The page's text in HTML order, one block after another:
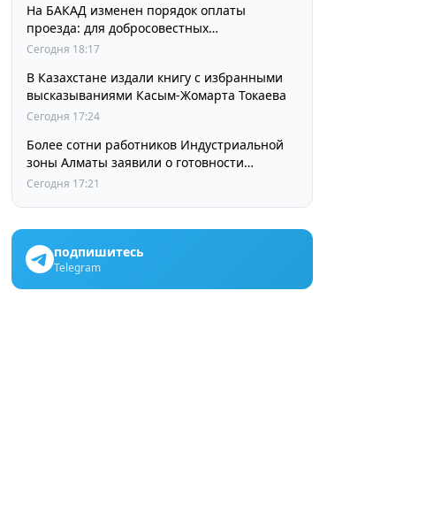
На БАКАД изменен порядок оплаты
проезда: для добросовестных
пользователей стоимость остается
Сегодня 18:17
В Казахстане издали книгу с избранными
высказываниями Касым-Жомарта Токаева
Сегодня 17:24
Более сотни работников Индустриальной
зоны Алматы заявили о готовности
принять участие в выборах членов
Сегодня 17:21
подпишитесь
Telegram